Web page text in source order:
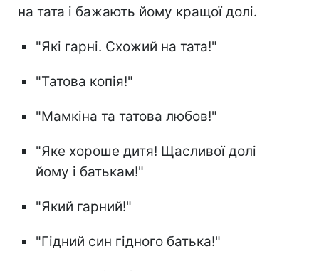
на тата і бажають йому кращої долі.
"Які гарні. Схожий на тата!"
"Татова копія!"
"Мамкіна та татова любов!"
"Яке хороше дитя! Щасливої долі
йому і батькам!"
"Який гарний!"
"Гідний син гідного батька!"